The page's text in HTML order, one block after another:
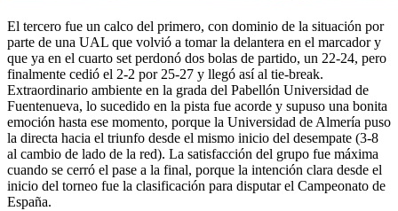
El tercero fue un calco del primero, con dominio de la situación por
parte de una UAL que volvió a tomar la delantera en el marcador y
que ya en el cuarto set perdonó dos bolas de partido, un 22-24, pero
finalmente cedió el 2-2 por 25-27 y llegó así al tie-break.
Extraordinario ambiente en la grada del Pabellón Universidad de
Fuentenueva, lo sucedido en la pista fue acorde y supuso una bonita
emoción hasta ese momento, porque la Universidad de Almería puso
la directa hacia el triunfo desde el mismo inicio del desempate (3-8
al cambio de lado de la red). La satisfacción del grupo fue máxima
cuando se cerró el pase a la final, porque la intención clara desde el
inicio del torneo fue la clasificación para disputar el Campeonato de
España.